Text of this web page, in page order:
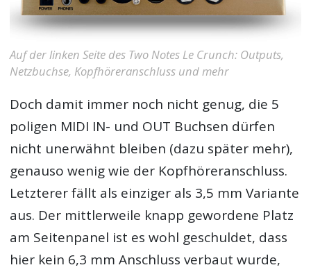
Auf der linken Seite des Two Notes Le Crunch: Outputs,
Netzbuchse, Kopfhöreranschluss und mehr
Doch damit immer noch nicht genug, die 5
poligen MIDI IN- und OUT Buchsen dürfen
nicht unerwähnt bleiben (dazu später mehr),
genauso wenig wie der Kopfhöreranschluss.
Letzterer fällt als einziger als 3,5 mm Variante
aus. Der mittlerweile knapp gewordene Platz
am Seitenpanel ist es wohl geschuldet, dass
hier kein 6,3 mm Anschluss verbaut wurde,